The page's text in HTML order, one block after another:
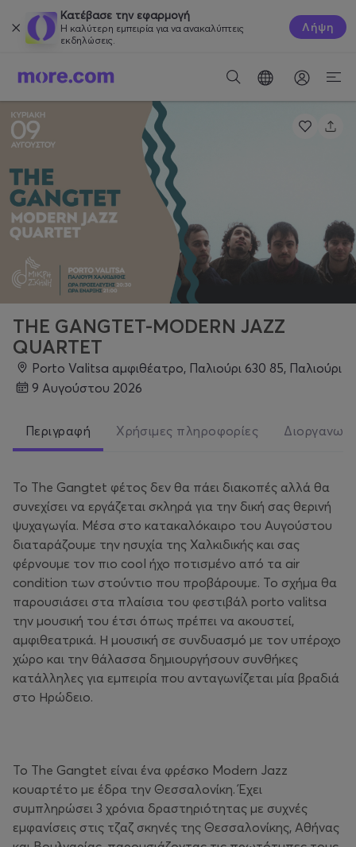
Κατέβασε την εφαρμογή
Η καλύτερη εμπειρία για να ανακαλύπτεις
εκδηλώσεις.
Λήψη
THE GANGTET-MODERN JAZZ
QUARTET
Porto Valitsa αμφιθέατρο, Παλιούρι 630 85, Παλιούρι
9 Αυγούστου 2026
Περιγραφή Χρήσιμες πληροφορίες
Το The Gangtet φέτος δεν θα πάει διακοπές αλλά θα
συνεχίσει να εργάζεται σκληρά για την δική σας θερινή
ψυχαγωγία. Μέσα στο κατακαλόκαιρο του Αυγούστου
διαταράζουμε την ησυχία της Χαλκιδικής και σας
φέρνουμε τον πιο cool ήχο ποτισμένο από τα air
condition των στούντιο που προβάρουμε. Το σχήμα θα
παρουσιάσει στα πλαίσια του φεστιβάλ porto valitsa
την μουσική του έτσι όπως πρέπει να ακουστεί,
αμφιθεατρικά. Η μουσική σε συνδυασμό με τον υπέροχο
χώρο και την θάλασσα δημιουργήσουν συνθήκες
κατάλληλες για εμπειρία που ανταγωνίζεται μία βραδιά
στο Ηρώδειο.
Το The Gangtet είναι ένα φρέσκο Modern Jazz
κουαρτέτο με έδρα την Θεσσαλονίκη. Έχει
συμπληρώσει 3 χρόνια δραστηριότητας με συχνές
εμφανίσεις στις τζαζ σκηνές της Θεσσαλονίκης, Αθήνας